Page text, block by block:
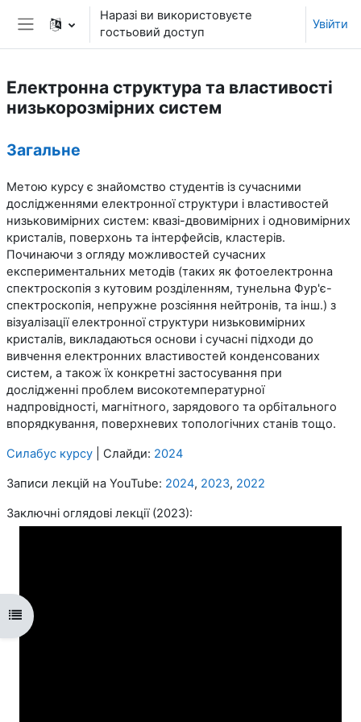
Перейти до головного вмісту
Бокова панель
Наразі ви використовуєте
гостьовий доступ
Увійти
Відкритий покажчик курсу
Електронна структура та властивості
низькорозмірних систем
Загальне
Метою курсу є знайомство студентів із сучасними
дослідженнями електронної структури і властивостей
низьковимірних систем: квазі-двовимірних і одновимірних
кристалів, поверхонь та інтерфейсів, кластерів.
Починаючи з огляду можливостей сучасних
експериментальних методів (таких як фотоелектронна
спектроскопія з кутовим розділенням, тунельна Фур'є-
спектроскопія, непружне розсіяння нейтронів, та інш.) з
візуалізації електронної структури низьковимірних
кристалів, викладаються основи і сучасні підходи до
вивчення електронних властивостей конденсованих
систем, а також їх конкретні застосування при
дослідженні проблем високотемпературної
надпровідності, магнітного, зарядового та орбітального
впорядкування, поверхневих топологічних станів тощо.
Силабус курсу | Слайди: 2024
Записи лекцій на YouTube: 2024, 2023, 2022
Заключні оглядові лекції (2023):